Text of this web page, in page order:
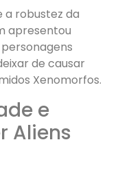
a robustez da
apresentou
de causar
Xenomorfos.
e
Aliens